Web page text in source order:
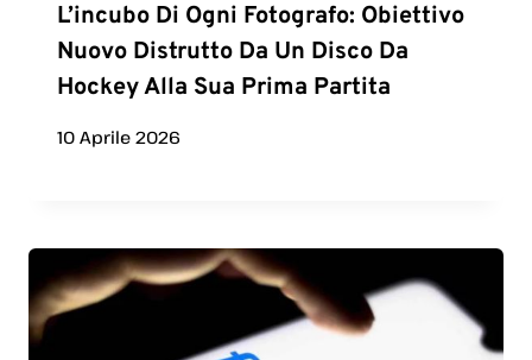
L’incubo Di Ogni Fotografo: Obiettivo
Nuovo Distrutto Da Un Disco Da
Hockey Alla Sua Prima Partita
10 Aprile 2026